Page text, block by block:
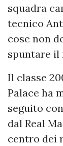
squadra
tecnico
cose non
spuntare il
Il classe
Palace ha
seguito
dal Real
centro dei